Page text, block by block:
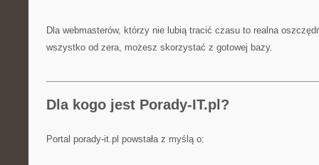
Dla webmasterów, którzy nie lubią tracić czasu to realna
wszystko od zera, możesz skorzystać z gotowej bazy.
Dla kogo jest Porady-IT.pl?
Portal porady-it.pl powstała z myślą o: